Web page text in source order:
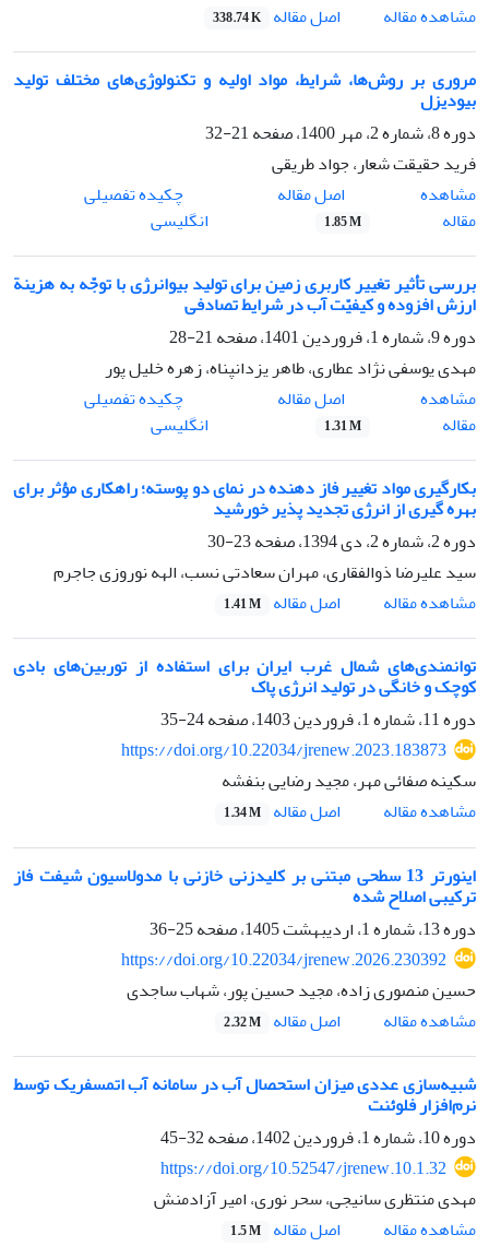
مشاهده مقاله
اصل مقاله 338.74 K
مروری بر روش‌ها، شرایط، مواد اولیه و تکنولوژی‌های مختلف تولید
بیودیزل
دوره 8، شماره 2، مهر 1400، صفحه
21-32
فرید حقیقت شعار، جواد طریقی
مشاهده
مقاله
اصل مقاله
1.85 M
چکیده تفصیلی
انگلیسی
بررسی تأثیر تغییر کاربری زمین برای تولید بیوانرژی با توجّه به هزینة
ارزش افزوده و کیفیّت آب در شرایط تصادفی
دوره 9، شماره 1، فروردین 1401، صفحه
21-28
مهدی یوسفی نژاد عطاری، طاهر یزدانپناه، زهره خلیل پور
مشاهده
مقاله
اصل مقاله
1.31 M
چکیده تفصیلی
انگلیسی
بکارگیری مواد تغییر فاز دهنده در نمای دو پوسته؛ راهکاری مؤثر برای
بهره گیری از انرژی تجدید پذیر خورشید
دوره 2، شماره 2، دی 1394، صفحه
23-30
سید علیرضا ذوالفقاری، مهران سعادتی نسب، الهه نوروزی جاجرم
مشاهده مقاله
اصل مقاله 1.41 M
توانمندی‌های شمال غرب ایران برای استفاده از توربین‌های بادی
کوچک و خانگی در تولید انرژی پاک
دوره 11، شماره 1، فروردین 1403، صفحه
24-35
https://doi.org/10.22034/jrenew.2023.183873
سکینه صفائی مهر، مجید رضایی بنفشه
مشاهده مقاله
اصل مقاله 1.34 M
اینورتر 13 سطحی مبتنی بر کلیدزنی خازنی با مدولاسیون شیفت فاز
ترکیبی اصلاح شده
دوره 13، شماره 1، اردیبهشت 1405، صفحه
25-36
https://doi.org/10.22034/jrenew.2026.230392
حسین منصوری زاده، مجید حسین پور، شهاب ساجدی
مشاهده مقاله
اصل مقاله 2.32 M
شبیه‌سازی عددی میزان استحصال آب در سامانه آب اتمسفریک توسط
نرم‌افزار فلوئنت
دوره 10، شماره 1، فروردین 1402، صفحه
32-45
https://doi.org/10.52547/jrenew.10.1.32
مهدی منتظری سانیجی، سحر نوری، امیر آزادمنش
مشاهده مقاله
اصل مقاله 1.5 M